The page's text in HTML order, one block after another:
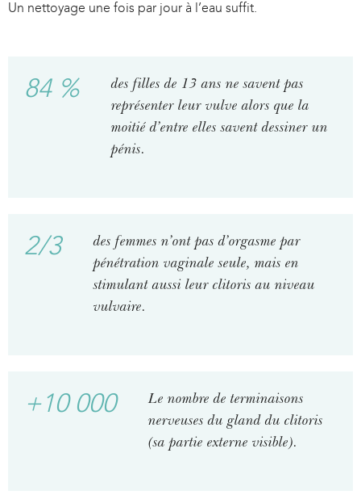
l
Un nettoyage une fois par jour à l’eau suffit.
84 %
des filles de 13 ans ne savent pas
représenter leur vulve alors que la
moitié d’entre elles savent dessiner un
pénis.
2/3
des femmes n’ont pas d’orgasme par
pénétration vaginale seule, mais en
stimulant aussi leur clitoris au niveau
vulvaire.
+10 000
Le nombre de terminaisons
nerveuses du gland du clitoris
(sa partie externe visible).